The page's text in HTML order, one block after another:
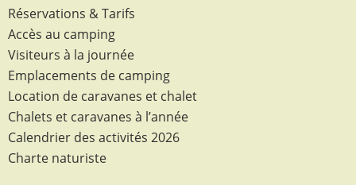
Réservations & Tarifs
Accès au camping
Visiteurs à la journée
Emplacements de camping
Location de caravanes et chalet
Chalets et caravanes à l’année
Calendrier des activités 2026
Charte naturiste